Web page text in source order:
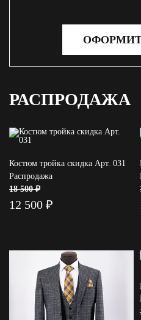
РАСПРОДАЖА
Костюм тройка скидка Арт. 031
Распродажа
18 500 ₽
12 500 ₽